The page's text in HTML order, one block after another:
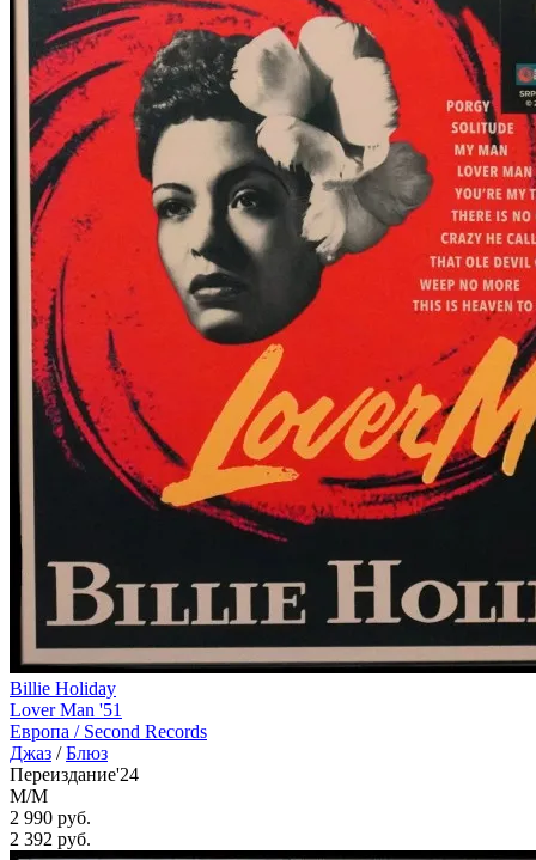
Billie Holiday
Lover Man '51
Европа / Second Records
Джаз /Блюз
Переиздание'24
M/M
2 990 руб.
2 392 руб.